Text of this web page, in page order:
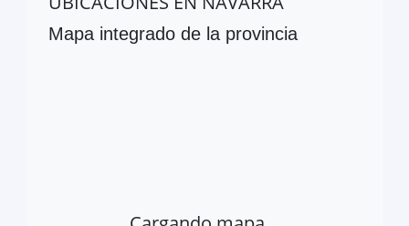
Mapa integrado de la provincia